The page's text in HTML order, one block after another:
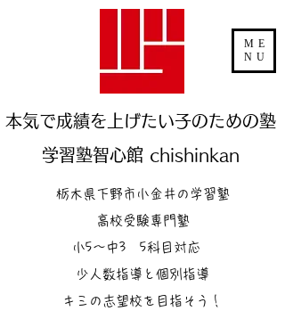
本気で成績を上げたい子のための塾
学習塾智心館 chishinkan
ME
NU
栃木県下野市小金井の学習塾
高校受験専門塾
小5～中3 5科目対応
少人数指導と個別指導
キミの志望校を目指そう！